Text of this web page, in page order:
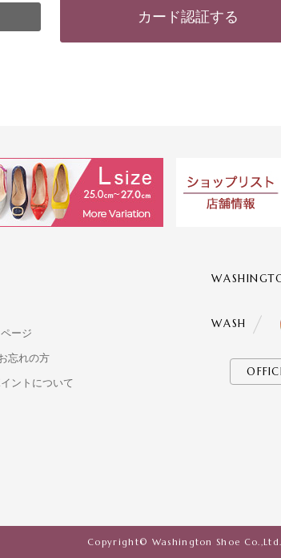
カード認証する
ージ
忘れの方
ントについて
WASH
Copyright© Washington Shoe